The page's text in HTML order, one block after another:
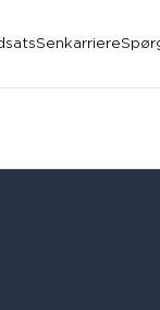
Senkarriere